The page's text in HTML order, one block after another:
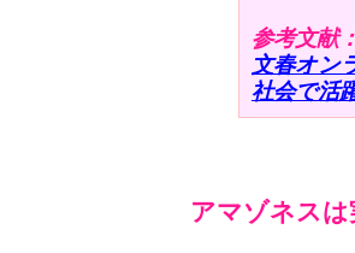
参考文献
文春オン
社会で活
アマゾネス